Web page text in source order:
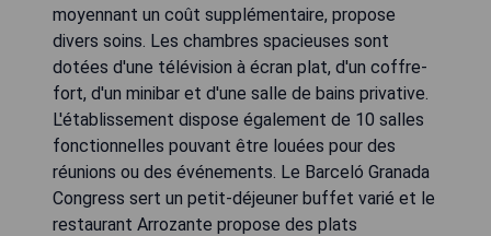
moyennant un coût supplémentaire, propose
divers soins. Les chambres spacieuses sont
dotées d'une télévision à écran plat, d'un coffre-
fort, d'un minibar et d'une salle de bains privative.
L'établissement dispose également de 10 salles
fonctionnelles pouvant être louées pour des
réunions ou des événements. Le Barceló Granada
Congress sert un petit-déjeuner buffet varié et le
restaurant Arrozante propose des plats